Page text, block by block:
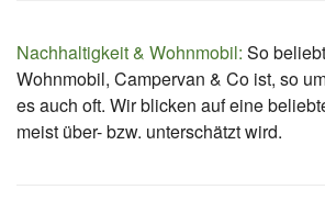
Nachhaltigkeit & Wohnmobil: So
Wohnmobil, Campervan & Co ist, so
es auch oft. Wir blicken auf eine
meist über- bzw. unterschätzt wird.